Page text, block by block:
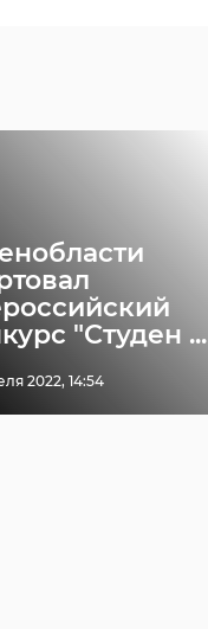
"Студен ...
2022, 14:54